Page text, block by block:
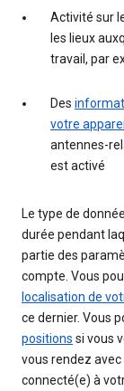
Activité sur
les lieux
travail, par
Des
votre appareil
antennes-
est activé
Le type de
durée pendant
partie des
compte. Vous
localisation de
ce dernier. Vous
positions si vous
vous rendez
connecté(e) à